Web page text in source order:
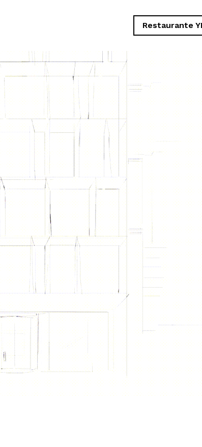
Restaurante